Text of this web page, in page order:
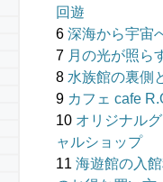
回遊
深海から宇宙
月の光が照ら
水族館の裏側
カフェ cafe
オリジナル
ャルショップ
海遊館の入